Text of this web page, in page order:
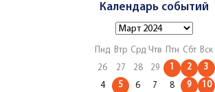
Календарь событий
Пнд Втр Срд Чтв Птн Сбт Вск
26
27 28 29 1 2 3
4 5 6 7 8 9 10